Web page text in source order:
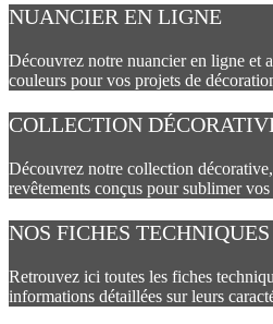
NUANCIER EN LIGNE
Découvrez notre nuancier en ligne et
couleurs pour vos projets de
COLLECTION
Découvrez notre collection
revêtements conçus pour sublimer vos
NOS FICHES TECHNIQUES
Retrouvez ici toutes les fiches
informations détaillées sur leurs